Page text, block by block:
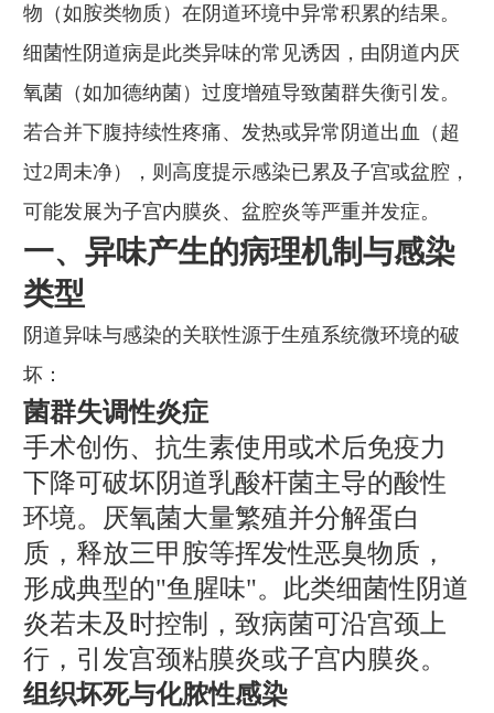
物（如胺类物质）在阴道环境中异常积累的结果。
细菌性阴道病是此类异味的常见诱因，由阴道内厌
氧菌（如加德纳菌）过度增殖导致菌群失衡引发。
若合并下腹持续性疼痛、发热或异常阴道出血（超
过2周未净），则高度提示感染已累及子宫或盆腔，
可能发展为子宫内膜炎、盆腔炎等严重并发症。
一、异味产生的病理机制与感染
类型
阴道异味与感染的关联性源于生殖系统微环境的破
坏：
菌群失调性炎症
手术创伤、抗生素使用或术后免疫力
下降可破坏阴道乳酸杆菌主导的酸性
环境。厌氧菌大量繁殖并分解蛋白
质，释放三甲胺等挥发性恶臭物质，
形成典型的"鱼腥味"。此类细菌性阴道
炎若未及时控制，致病菌可沿宫颈上
行，引发宫颈粘膜炎或子宫内膜炎。
组织坏死与化脓性感染